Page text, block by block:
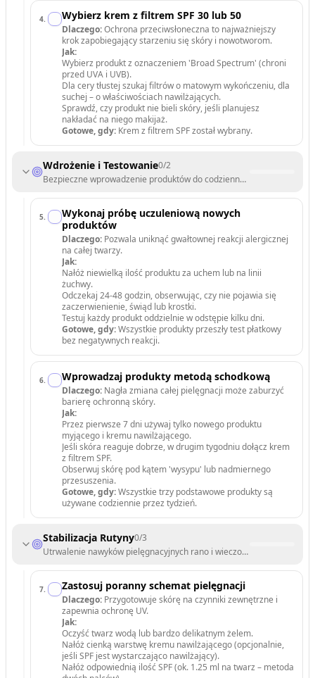
4. Wybierz krem z filtrem SPF 30 lub 50
Dlaczego:Ochrona przeciwsłoneczna to najważniejszy
krok zapobiegający starzeniu się skóry i nowotworom.
Jak:
Wybierz produkt z oznaczeniem 'Broad Spectrum' (chroni
przed UVA i UVB).
Dla cery tłustej szukaj filtrów o matowym wykończeniu, dla
suchej – o właściwościach nawilżających.
Sprawdź, czy produkt nie bieli skóry, jeśli planujesz
nakładać na niego makijaż.
Gotowe, gdy: Krem z filtrem SPF został wybrany.
Wdrożenie i Testowanie0/2
Bezpieczne wprowadzenie produktów do codziennego użytku bez
5.
Wykonaj próbę uczuleniową nowych
produktów
Dlaczego: Pozwala uniknąć gwałtownej reakcji alergicznej
na całej twarzy.
Jak:
Nałóż niewielką ilość produktu za uchem lub na linii
żuchwy.
Odczekaj 24-48 godzin, obserwując, czy nie pojawia się
zaczerwienienie, świąd lub krostki.
Testuj każdy produkt oddzielnie w odstępie kilku dni.
Gotowe, gdy:Wszystkie produkty przeszły test płatkowy
bez negatywnych reakcji.
6. Wprowadzaj produkty metodą schodkową
Dlaczego: Nagła zmiana całej pielęgnacji może zaburzyć
barierę ochronną skóry.
Jak:
Przez pierwsze 7 dni używaj tylko nowego produktu
myjącego i kremu nawilżającego.
Jeśli skóra reaguje dobrze, w drugim tygodniu dołącz krem
z filtrem SPF.
Obserwuj skórę pod kątem 'wysypu' lub nadmiernego
przesuszenia.
Gotowe, gdy:Wszystkie trzy podstawowe produkty są
używane codziennie przez tydzień.
Stabilizacja Rutyny0/3
Utrwalenie nawyków pielęgnacyjnych rano i wieczorem.
7. Zastosuj poranny schemat pielęgnacji
Dlaczego: Przygotowuje skórę na czynniki zewnętrzne i
zapewnia ochronę UV.
Jak:
Oczyść twarz wodą lub bardzo delikatnym żelem.
Nałóż cienką warstwę kremu nawilżającego (opcjonalnie,
jeśli SPF jest wystarczająco nawilżający).
Nałóż odpowiednią ilość SPF (ok. 1.25 ml na twarz – metoda